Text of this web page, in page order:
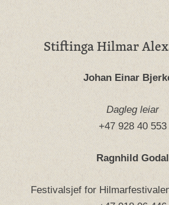
Stiftinga Hilmar
Johan Einar
Dagleg leiar
+47 928 40 553
Ragnhild Godal
Festivalsjef for